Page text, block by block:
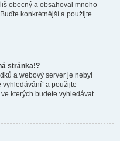
obecný a obsahoval mnoho
konkrétnější a použijte
stránka!?
a webový server je nebyl
a použijte
kterých budete vyhledávat.